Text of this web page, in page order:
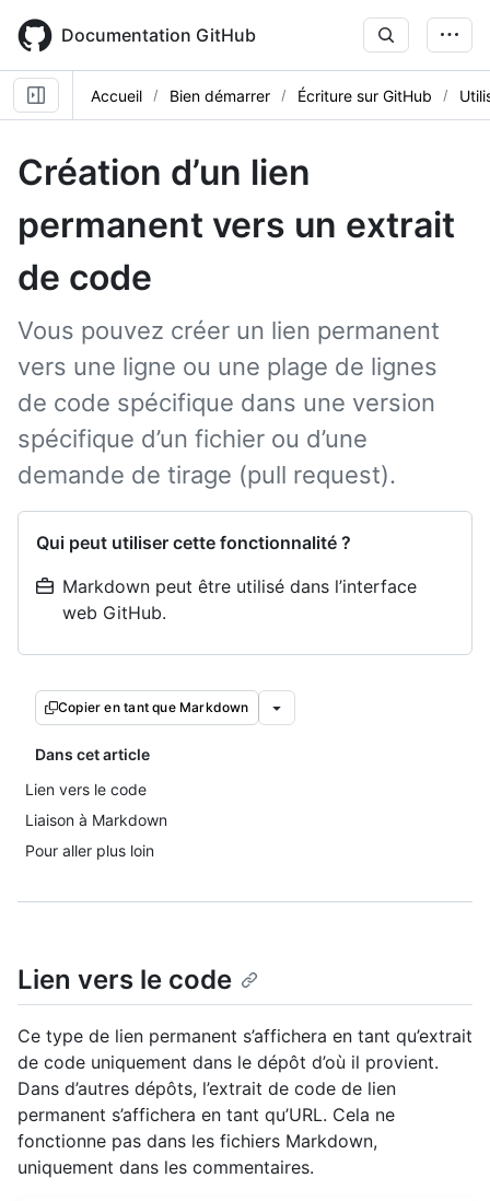
main
content
Documentation GitHub
Accueil Bien démarrer Écriture sur GitHub
Création d’un lien
permanent vers un extrait
de code
Vous pouvez créer un lien permanent
vers une ligne ou une plage de lignes
de code spécifique dans une version
spécifique d’un fichier ou d’une
demande de tirage (pull request).
Qui peut utiliser cette fonctionnalité ?
Markdown peut être utilisé dans l’interface
web GitHub.
Copier en tant que Markdown
Dans cet article
Lien vers le code
Liaison à Markdown
Pour aller plus loin
Lien vers le code
Ce type de lien permanent s’affichera en tant qu’extrait
de code uniquement dans le dépôt d’où il provient.
Dans d’autres dépôts, l’extrait de code de lien
permanent s’affichera en tant qu’URL. Cela ne
fonctionne pas dans les fichiers Markdown,
uniquement dans les commentaires.